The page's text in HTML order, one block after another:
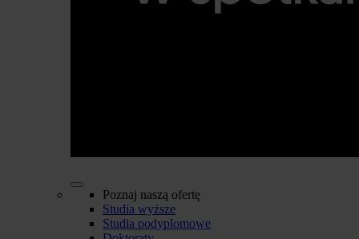
Poznaj naszą ofertę
Studia wyższe
Studia podyplomowe